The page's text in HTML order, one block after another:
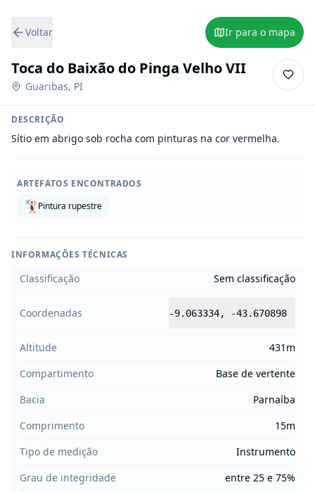
Voltar Ir para o mapa
Toca do Baixão do Pinga Velho VII
Guaribas, PI
DESCRIÇÃO
Sítio em abrigo sob rocha com pinturas na cor vermelha.
ARTEFATOS ENCONTRADOS
Pintura rupestre
INFORMAÇÕES TÉCNICAS
Classificação Sem classificação
Coordenadas -9.063334, -43.670898
Altitude
431m
Compartimento
Base de vertente
Bacia
Parnaíba
Comprimento
15m
Tipo de medição
Instrumento
Grau de integridade
entre 25 e 75%